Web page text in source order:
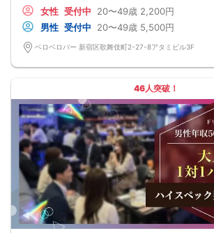
・街コン限定プリン
皆様に満足していただけるように、お店と打ち合わせを重ね
を提供いただいております♪
☆店員さんがご丁寧に一杯ずつ手作り致します！
□ビール
□グラスワイン
□焼酎
□各種カクテル
□各種ソフトドリンク
【 服装 】
お気に入りの普段着でご参加ください。
【 参加定員数 】
40名様
🔳最小開催人数：5対5
🔳中止判断タイミング：開催1時間前
🔳飲食あり
お店です！
着席スタイルでゆっくりと楽しみましょう(^_-)-☆
※お客様都合でのキャンセル等が御座いますので人数や比率の
当日の受付：ベロベロBAR
お支払い方法
・当日現金支払い(男女共に五百円手数料がかかります)
※女性限定3名グループ割五百円オフ
※予約後のキャンセルはキャンセル料金が発生致しますので
【アクセス】
新宿駅東口から出て歌舞伎町の【ドンキホーテ】と【東京カ
道を直進すると【TOHO CINEMAS東宝ビル（ゴジラホテル
そこから右に曲がり少し歩いてカラオケ館の前ですぐに左に
るとホテルListoに着きます。
ホテルListoとすぐ右にあるアパホテルの間の道を歩いて最初
り、２件目の右手にある看板がたくさん並んでるビルの3階に
【キャンセルについて】
ご予約以降のキャンセルはキャンセル料を頂戴いたします。
ご予約後は理由の有無に関わらずキャンセル時キャンセル料
ーーーーーーーーーーーーーーーーーーーーーーーー
女性 受付中 20〜49歳 2,200円
男性 受付中 20〜49歳 5,500円
ベロベロバー 新宿区歌舞伎町2-27-8アタミビル3F
46人突破！